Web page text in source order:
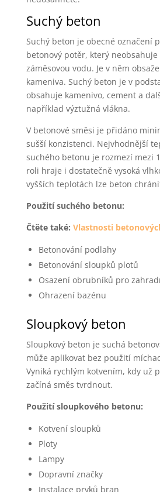
Suchý beton
Suchý beton je obecné označení
betonový potěr, který
záměsovou vodu. Je v něm
kameniva. Suchý beton je v
obsahuje kamenivo, cement a
například výztužná vlákna.
V betonové směsi je přidáno
sušší konzistenci. Nejvhodnější
suchého betonu je rozmezí mezi
roli hraje i dostatečně vysoká
vyšších teplotách lze beton
Použití suchého betonu:
Čtěte také: Vlastnosti
Betonování podlahy
Betonování sloupků plotů
Osazení obrubníků pro
Ohrazení bazénu
Sloupkový beton
Sloupkový beton je suchá
může aplikovat bez použití
Vyniká rychlým kotvením, kdy už
začíná směs tvrdnout.
Použití sloupkového betonu:
Kotvení sloupků
Ploty
Lampy
Dopravní značky
Instalace prvků bran